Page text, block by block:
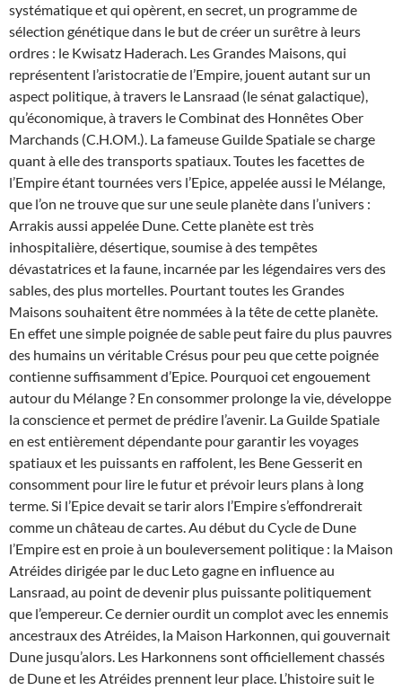
systématique et qui opèrent, en secret, un programme de
sélection génétique dans le but de créer un surêtre à leurs
ordres : le Kwisatz Haderach. Les Grandes Maisons, qui
représentent l’aristocratie de l’Empire, jouent autant sur un
aspect politique, à travers le Lansraad (le sénat galactique),
qu’économique, à travers le Combinat des Honnêtes Ober
Marchands (C.H.OM.). La fameuse Guilde Spatiale se charge
quant à elle des transports spatiaux. Toutes les facettes de
l’Empire étant tournées vers l’Epice, appelée aussi le Mélange,
que l’on ne trouve que sur une seule planète dans l’univers :
Arrakis aussi appelée Dune. Cette planète est très
inhospitalière, désertique, soumise à des tempêtes
dévastatrices et la faune, incarnée par les légendaires vers des
sables, des plus mortelles. Pourtant toutes les Grandes
Maisons souhaitent être nommées à la tête de cette planète.
En effet une simple poignée de sable peut faire du plus pauvres
des humains un véritable Crésus pour peu que cette poignée
contienne suffisamment d’Epice. Pourquoi cet engouement
autour du Mélange ? En consommer prolonge la vie, développe
la conscience et permet de prédire l’avenir. La Guilde Spatiale
en est entièrement dépendante pour garantir les voyages
spatiaux et les puissants en raffolent, les Bene Gesserit en
consomment pour lire le futur et prévoir leurs plans à long
terme. Si l’Epice devait se tarir alors l’Empire s’effondrerait
comme un château de cartes. Au début du Cycle de Dune
l’Empire est en proie à un bouleversement politique : la Maison
Atréides dirigée par le duc Leto gagne en influence au
Lansraad, au point de devenir plus puissante politiquement
que l’empereur. Ce dernier ourdit un complot avec les ennemis
ancestraux des Atréides, la Maison Harkonnen, qui gouvernait
Dune jusqu’alors. Les Harkonnens sont officiellement chassés
de Dune et les Atréides prennent leur place. L’histoire suit le